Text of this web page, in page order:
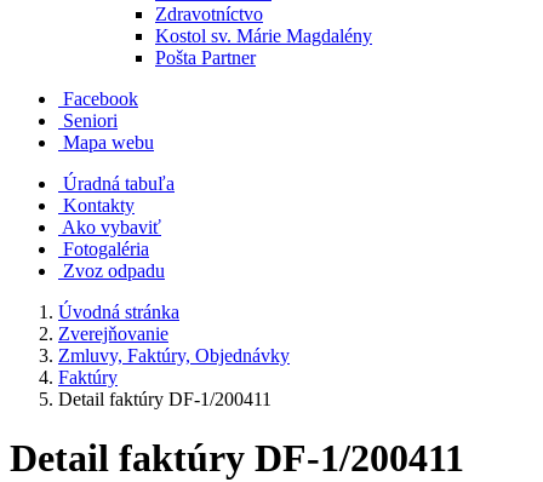
Zdravotníctvo
Kostol sv. Márie Magdalény
Pošta Partner
Facebook
Seniori
Mapa webu
Úradná tabuľa
Kontakty
Ako vybaviť
Fotogaléria
Zvoz odpadu
Úvodná stránka
Zverejňovanie
Zmluvy, Faktúry, Objednávky
Faktúry
Detail faktúry DF-1/200411
Detail faktúry DF-1/200411